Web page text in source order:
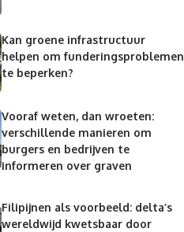
Kan groene infrastructuur
helpen om funderingsproblemen
te beperken?
Vooraf weten, dan wroeten:
verschillende manieren om
burgers en bedrijven te
informeren over graven
Filipijnen als voorbeeld: delta’s
wereldwijd kwetsbaar door